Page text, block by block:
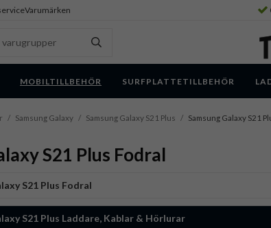
Varumärken
MOBILTILLBEHÖR SURFPLATTETILLBEHÖR
/ Samsung Galaxy / Samsung Galaxy S21 Plus / Samsung Galaxy S21
S21 Plus Fodral
S21 Plus Fodral
S21 Plus Laddare, Kablar & Hörlurar